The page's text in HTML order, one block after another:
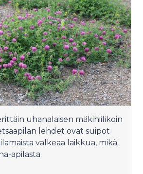
uhanalaisen mäkihiilikoin
lehdet ovat suipot
valkeaa laikkua, mikä
apilasta.